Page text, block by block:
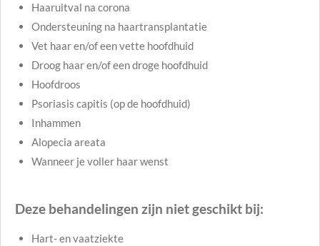
Haaruitval na corona
Ondersteuning na haartransplantatie
Vet haar en/of een vette hoofdhuid
Droog haar en/of een droge hoofdhuid
Hoofdroos
Psoriasis capitis (op de hoofdhuid)
Inhammen
Alopecia areata
Wanneer je voller haar wenst
Deze behandelingen zijn niet geschikt bij:
Hart- en vaatziekte